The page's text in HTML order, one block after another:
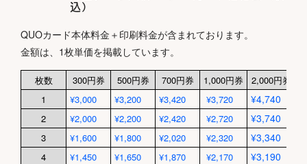
込）
QUOカード本体料金＋印刷料金が含まれております。
金額は、1枚単価を掲載しています。
枚数 300円券 500円券 700円券 1,000円券 2,000円券
1
¥3,000 ¥3,200 ¥3,420 ¥3,720 ¥4,740
2 ¥2,000 ¥2,200 ¥2,420 ¥2,720 ¥3,740
3 ¥1,600 ¥1,800 ¥2,020 ¥2,320 ¥3,340
4 ¥1,450 ¥1,650 ¥1,870 ¥2,170 ¥3,190